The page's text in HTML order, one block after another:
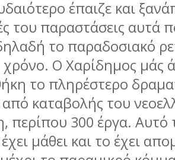
έπαιζε και
του παραστάσεις αυτά
το παραδοσιακό
χρόνο. Ο Χαρίδημος μάς
το πληρέστερο
καταβολής του
περίπου 300 έργα. Αυτό
μάθει και το έχει